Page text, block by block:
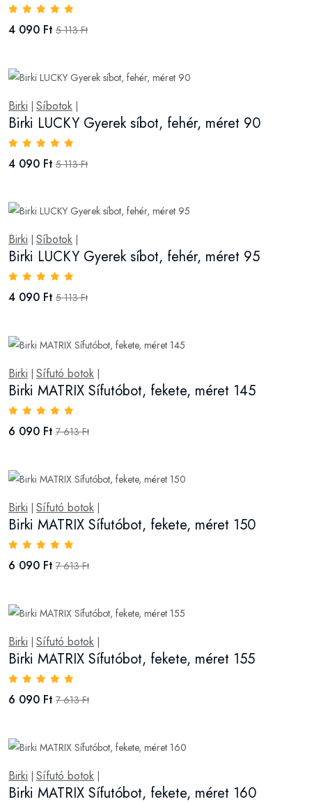
4 090 Ft 5 113 Ft
Birki | Síbotok |
Birki LUCKY Gyerek síbot, fehér, méret 90
4 090 Ft 5 113 Ft
Birki Síbotok
Birki LUCKY Gyerek síbot, fehér, méret 95
4 090 Ft 5 113 Ft
Birki Sífutó botok
Birki MATRIX Sífutóbot, fekete, méret 145
6 090 Ft 7 613 Ft
Birki Sífutó botok
Birki MATRIX Sífutóbot, fekete, méret 150
6 090 Ft 7 613 Ft
Birki | Sífutó botok |
Birki MATRIX Sífutóbot, fekete, méret 155
6 090 Ft 7 613 Ft
Birki | Sífutó botok |
Birki MATRIX Sífutóbot, fekete, méret 160